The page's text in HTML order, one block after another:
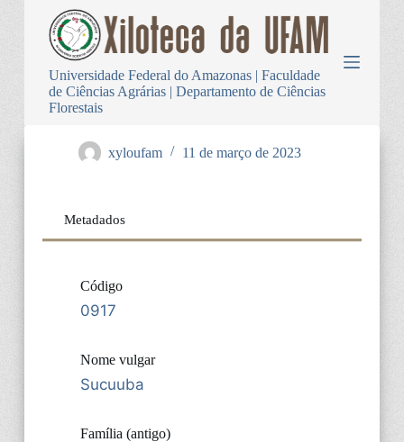
Universidade Federal do Amazonas | Faculdade
de Ciências Agrárias | Departamento de Ciências
Florestais
xyloufam 11 de março de 2023
Metadados
Código
0917
Nome vulgar
Sucuuba
Família (antigo)